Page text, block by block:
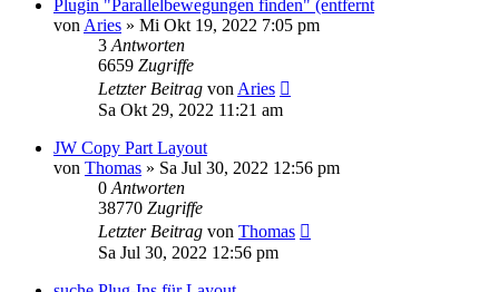
Plugin "Parallelbewegungen finden" (entfernt
von Aries » Mi Okt 19, 2022 7:05 pm
3 Antworten
6659 Zugriffe
Letzter Beitrag von Aries
Sa Okt 29, 2022 11:21 am
JW Copy Part Layout
von Thomas » Sa Jul 30, 2022 12:56 pm
0 Antworten
38770 Zugriffe
Letzter Beitrag von Thomas
Sa Jul 30, 2022 12:56 pm